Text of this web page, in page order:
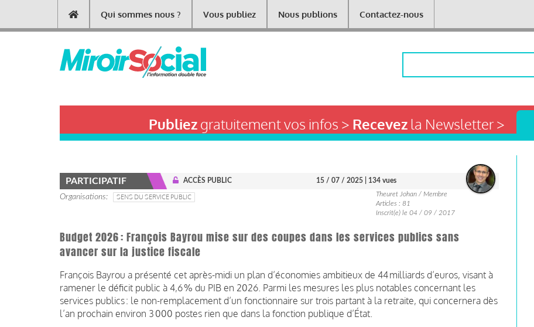
contenu
Main
navigation
Qui sommes nous ? Vous publiez Nous publions Contactez-nous
Publiezgratuitement vos infos > Recevezla Newsletter >
PARTICIPATIF ACCÈS PUBLIC 15 / 07 / 2025 | 134 vues
Organisations SENS DU SERVICE PUBLIC
Theuret Johan / Membre
Articles : 81
Inscrit(e) le 04 / 09 / 2017
Budget 2026 : François Bayrou mise sur des coupes dans les services publics sans
avancer sur la justice fiscale
François Bayrou a présenté cet après-midi un plan d’économies ambitieux de 44 milliards d’euros, visant à
ramener le déficit public à 4,6 % du PIB en 2026. Parmi les mesures les plus notables concernant les
services publics : le non-remplacement d’un fonctionnaire sur trois partant à la retraite, qui concernera dès
l’an prochain environ 3 000 postes rien que dans la fonction publique d’État.